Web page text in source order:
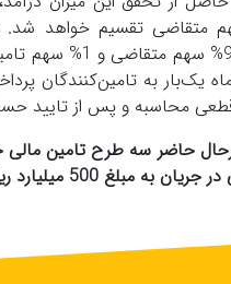
یک‌بار به تامین‌کنندگان
محاسبه و پس از تایید
سکوی تامین مالی جمعی ایساتیس کراد دارد.